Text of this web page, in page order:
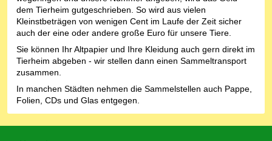
dem Tierheim gutgeschrieben. So wird aus vielen
Kleinstbeträgen von wenigen Cent im Laufe der Zeit sicher
auch der eine oder andere große Euro für unsere Tiere.
Sie können Ihr Altpapier und Ihre Kleidung auch gern direkt im
Tierheim abgeben - wir stellen dann einen Sammeltransport
zusammen.
In manchen Städten nehmen die Sammelstellen auch Pappe,
Folien, CDs und Glas entgegen.